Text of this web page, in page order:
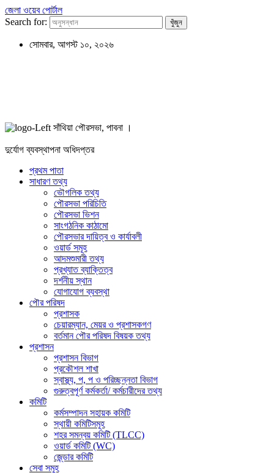
জেলা ওয়েব পোর্টাল
Search for:
সোমবার, আগস্ট ১০, ২০২৬
সাঁথিয়া পৌরসভা, পাবনা ।
দুর্যোগ ব্যবস্থাপনা অধিদপ্তর
প্রথম পাতা
সাধারণ তথ্য
ভৌগলিক তথ্য
পৌরসভা পরিচিতি
পৌরসভা ভিশন
সাংগঠনিক কাঠামো
পৌরসভার দায়িত্ব ও কার্যাবলী
ওয়ার্ড সমূহ
আদমশুমারী তথ্য
প্রখ্যাত ব্যাক্তিত্ব
দর্শনীয় স্থান
যোগাযোগ ব্যবস্থা
পৌর পরিষদ
প্রশাসক
চেয়ারম্যান, মেয়র ও প্রশাসকগণ
বর্তমান পৌর পরিষদ বিষয়ক তথ্য
প্রশাসন
প্রশাসন বিভাগ
প্রকৌশল শাখা
স্বাস্থ্য, প, প ও পরিচ্ছন্নতা ‍বিভাগ
গুরুত্বপূর্ণ কর্মকর্তা/ কর্মচারীদের তথ্য
কমিটি
কর্মসম্পাদন সহায়ক কমিটি
স্থায়ী কমিটিসমূহ
শহর সমন্বয় কমিটি (TLCC)
ওয়ার্ড কমিটি (WC)
জে্ন্ডার কমিটি
সেবা সমূহ